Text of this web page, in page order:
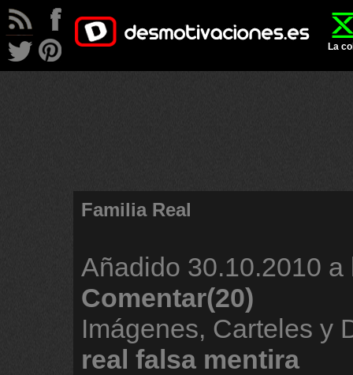
La
Familia Real
Añadido 30.10.2010 a
Comentar(20)
Imágenes, Carteles y
real falsa mentira